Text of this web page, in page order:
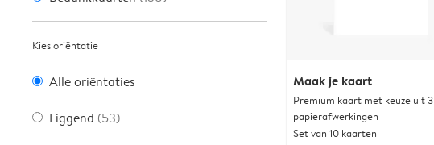
Kies oriëntatie
Alle oriëntaties
Liggend (53)
Maak je kaart
Premium kaart met keuze uit 3
papierafwerkingen
Set van 10 kaarten